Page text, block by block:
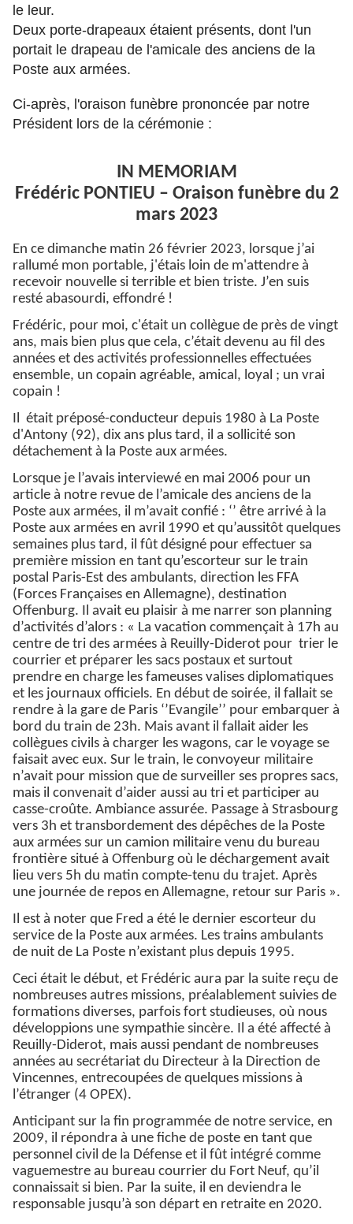
le leur.
Deux porte-drapeaux étaient présents, dont l'un
portait le drapeau de l'amicale des anciens de la
Poste aux armées.
Ci-après, l'oraison funèbre prononcée par notre
Président lors de la cérémonie :
IN MEMORIAM
Frédéric PONTIEU – Oraison funèbre du 2
mars 2023
En ce dimanche matin 26 février 2023, lorsque j’ai
rallumé mon portable, j'étais loin de m'attendre à
recevoir nouvelle si terrible et bien triste. J’en suis
resté abasourdi, effondré !
Frédéric, pour moi, c'était un collègue de près de vingt
ans, mais bien plus que cela, c’était devenu au fil des
années et des activités professionnelles effectuées
ensemble, un copain agréable, amical, loyal ; un vrai
copain !
Il était préposé-conducteur depuis 1980 à La Poste
d'Antony (92), dix ans plus tard, il a sollicité son
détachement à la Poste aux armées.
Lorsque je l’avais interviewé en mai 2006 pour un
article à notre revue de l’amicale des anciens de la
Poste aux armées, il m’avait confié : ‘’ être arrivé à la
Poste aux armées en avril 1990 et qu’aussitôt quelques
semaines plus tard, il fût désigné pour effectuer sa
première mission en tant qu’escorteur sur le train
postal Paris-Est des ambulants, direction les FFA
(Forces Françaises en Allemagne), destination
Offenburg. Il avait eu plaisir à me narrer son planning
d’activités d’alors : « La vacation commençait à 17h au
centre de tri des armées à Reuilly-Diderot pour trier le
courrier et préparer les sacs postaux et surtout
prendre en charge les fameuses valises diplomatiques
et les journaux officiels. En début de soirée, il fallait se
rendre à la gare de Paris ‘’Evangile’’ pour embarquer à
bord du train de 23h. Mais avant il fallait aider les
collègues civils à charger les wagons, car le voyage se
faisait avec eux. Sur le train, le convoyeur militaire
n’avait pour mission que de surveiller ses propres sacs,
mais il convenait d’aider aussi au tri et participer au
casse-croûte. Ambiance assurée. Passage à Strasbourg
vers 3h et transbordement des dépêches de la Poste
aux armées sur un camion militaire venu du bureau
frontière situé à Offenburg où le déchargement avait
lieu vers 5h du matin compte-tenu du trajet. Après
une journée de repos en Allemagne, retour sur Paris ».
Il est à noter que Fred a été le dernier escorteur du
service de la Poste aux armées. Les trains ambulants
de nuit de La Poste n’existant plus depuis 1995.
Ceci était le début, et Frédéric aura par la suite reçu de
nombreuses autres missions, préalablement suivies de
formations diverses, parfois fort studieuses, où nous
développions une sympathie sincère. Il a été affecté à
Reuilly-Diderot, mais aussi pendant de nombreuses
années au secrétariat du Directeur à la Direction de
Vincennes, entrecoupées de quelques missions à
l’étranger (4 OPEX).
Anticipant sur la fin programmée de notre service, en
2009, il répondra à une fiche de poste en tant que
personnel civil de la Défense et il fût intégré comme
vaguemestre au bureau courrier du Fort Neuf, qu’il
connaissait si bien. Par la suite, il en deviendra le
responsable jusqu’à son départ en retraite en 2020.